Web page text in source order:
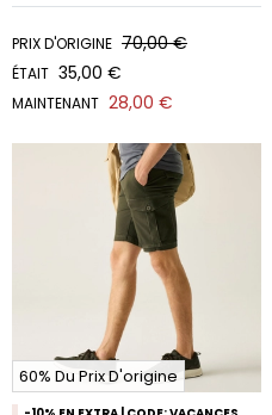
PRIX D'ORIGINE 70,00 €
ÉTAIT 35,00 €
MAINTENANT 28,00 €
60% Du Prix D'origine